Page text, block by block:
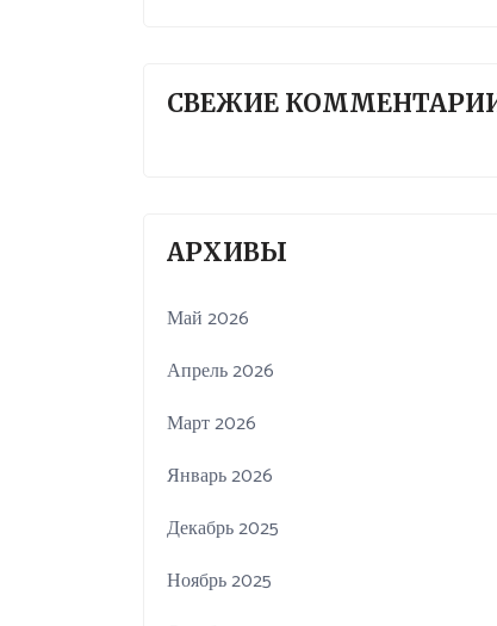
СВЕЖИЕ
АРХИВЫ
Май 2026
Апрель 2026
Март 2026
Январь 2026
Декабрь 2025
Ноябрь 2025